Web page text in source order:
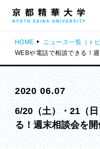
HOME ニュース一覧（ト
WEBや電話で相談できる！
2020 06.07
6/20（土）・21（
る！週末相談会を